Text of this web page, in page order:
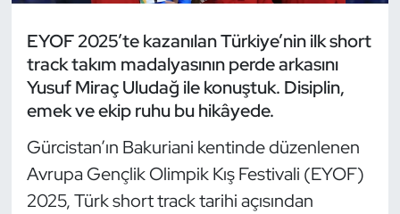
EYOF 2025’te kazanılan Türkiye’nin ilk short
track takım madalyasının perde arkasını
Yusuf Miraç Uludağ ile konuştuk. Disiplin,
emek ve ekip ruhu bu hikâyede.
Gürcistan’ın Bakuriani kentinde düzenlenen
Avrupa Gençlik Olimpik Kış Festivali (EYOF)
2025, Türk short track tarihi açısından
Dağcılık
Dans Sporları
E-Spor